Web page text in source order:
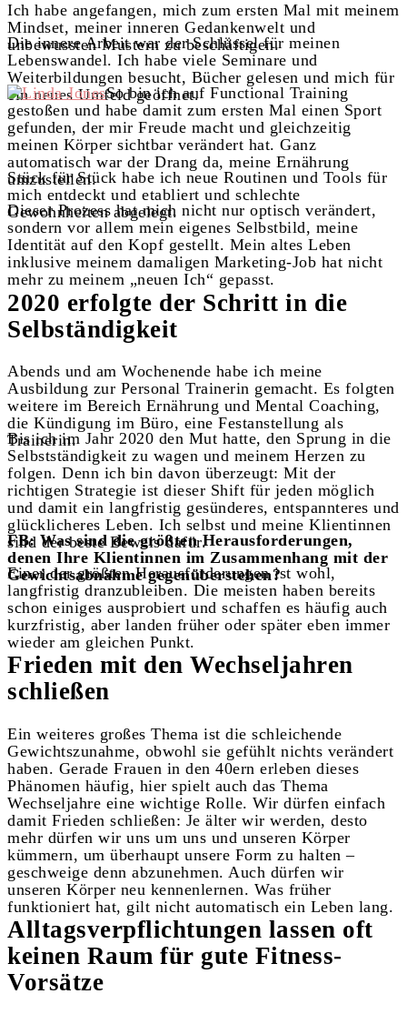
Ich habe angefangen, mich zum ersten Mal mit meinem
Mindset, meiner inneren Gedankenwelt und
unbewussten Mustern zu beschäftigen.
Die innere Arbeit war der Schlüssel für meinen
Lebenswandel. Ich habe viele Seminare und
Weiterbildungen besucht, Bücher gelesen und mich für
ein neues Umfeld geöffnet.So bin ich auf Functional Training
gestoßen und habe damit zum ersten Mal einen Sport
gefunden, der mir Freude macht und gleichzeitig
meinen Körper sichtbar verändert hat. Ganz
automatisch war der Drang da, meine Ernährung
umzustellen.
Stück für Stück habe ich neue Routinen und Tools für
mich entdeckt und etabliert und schlechte
Gewohnheiten abgelegt.
Dieser Prozess hat mich nicht nur optisch verändert,
sondern vor allem mein eigenes Selbstbild, meine
Identität auf den Kopf gestellt. Mein altes Leben
inklusive meinem damaligen Marketing-Job hat nicht
mehr zu meinem „neuen Ich“ gepasst.
2020 erfolgte der Schritt in die
Selbständigkeit
Abends und am Wochenende habe ich meine
Ausbildung zur Personal Trainerin gemacht. Es folgten
weitere im Bereich Ernährung und Mental Coaching,
die Kündigung im Büro, eine Festanstellung als
Trainerin.
Bis ich im Jahr 2020 den Mut hatte, den Sprung in die
Selbstständigkeit zu wagen und meinem Herzen zu
folgen. Denn ich bin davon überzeugt: Mit der
richtigen Strategie ist dieser Shift für jeden möglich
und damit ein langfristig gesünderes, entspannteres und
glücklicheres Leben. Ich selbst und meine Klientinnen
sind der beste Beweis dafür.
FB: Was sind die größten Herausforderungen,
denen Ihre Klientinnen im Zusammenhang mit der
Gewichtsabnahme gegenüberstehen?
Einer der größten Herausforderungen ist wohl,
langfristig dranzubleiben. Die meisten haben bereits
schon einiges ausprobiert und schaffen es häufig auch
kurzfristig, aber landen früher oder später eben immer
wieder am gleichen Punkt.
Frieden mit den Wechseljahren
schließen
Ein weiteres großes Thema ist die schleichende
Gewichtszunahme, obwohl sie gefühlt nichts verändert
haben. Gerade Frauen in den 40ern erleben dieses
Phänomen häufig, hier spielt auch das Thema
Wechseljahre eine wichtige Rolle. Wir dürfen einfach
damit Frieden schließen: Je älter wir werden, desto
mehr dürfen wir uns um uns und unseren Körper
kümmern, um überhaupt unsere Form zu halten –
geschweige denn abzunehmen. Auch dürfen wir
unseren Körper neu kennenlernen. Was früher
funktioniert hat, gilt nicht automatisch ein Leben lang.
Alltagsverpflichtungen lassen oft
keinen Raum für gute Fitness-
Vorsätze